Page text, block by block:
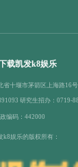
载凯发k8娱乐
省十堰市茅箭区上海路16号
研究生招办：0719-
编码：442000
k8娱乐的版权所有：